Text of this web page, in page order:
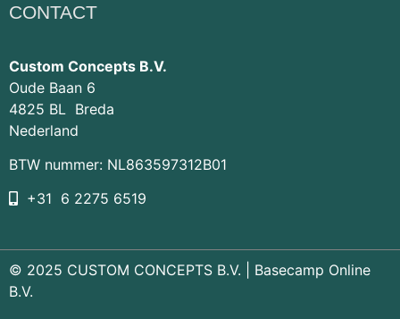
CONTACT
Custom Concepts B.V.
Oude Baan 6
4825 BL Breda
Nederland
BTW nummer: NL863597312B01
+31 6 2275 6519
© 2025 CUSTOM CONCEPTS B.V. | Basecamp Online
B.V.